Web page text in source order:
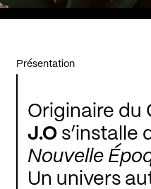
Présentation
Originaire du
J.O s’installe
Nouvelle
Un univers